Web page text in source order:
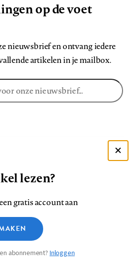
op de voet
nieuwsbrief en ontvang iedere
artikelen in je mailbox.
ons
op
Instagram
ons
op
YouTube
ons
Privacy
Medische vragen verdienen
antwoorden
lezen?
gratis account aan
abonnement?Inloggen